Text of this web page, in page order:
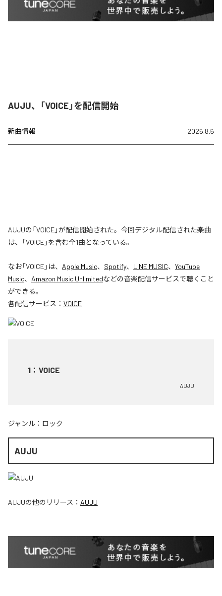
AUJU、「VOICE」を配信開始
新曲情報 2026.8.6
AUJUの「VOICE」が配信開始された。今回デジタル配信された楽曲
は、「VOICE」を含む全1曲となっている。
なお「VOICE」は、 Apple Music、 Spotify、 LINE MUSIC、 YouTube
Music、 Amazon Music Unlimitedなどの音楽配信サービスで聴くこと
ができる。
各配信サービス： VOICE
1 ： VOICE
AUJU
ジャンル： ロック
AUJU
AUJUの他のリリース： AUJU